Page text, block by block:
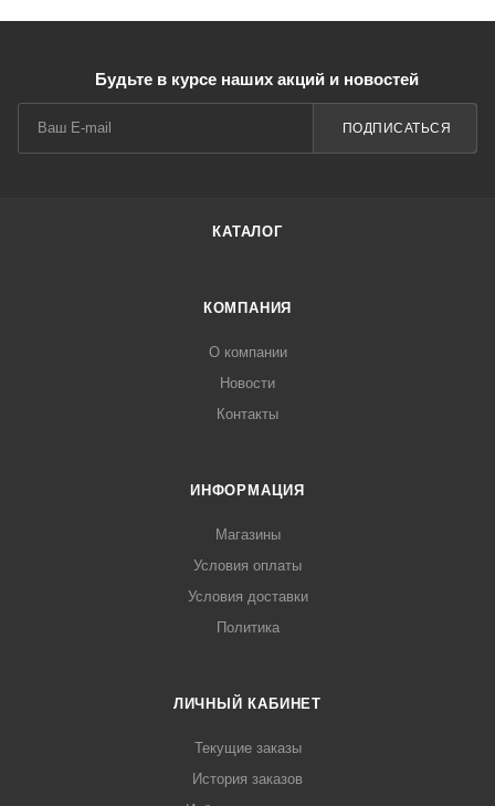
Будьте в курсе наших акций и новостей
ПОДПИСАТЬСЯ
КАТАЛОГ
КОМПАНИЯ
О компании
Новости
Контакты
ИНФОРМАЦИЯ
Магазины
Условия оплаты
Условия доставки
Политика
ЛИЧНЫЙ КАБИНЕТ
Текущие заказы
История заказов